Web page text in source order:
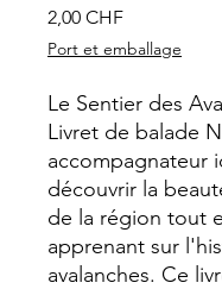
2,00 CHFPrix
Port et emballage
Le Sentier des
Livret de balade
accompagnateur
découvrir la
de la région tout
apprenant sur
avalanches. Ce